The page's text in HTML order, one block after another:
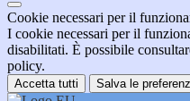
Cookie necessari per il
I cookie necessari per il
disabilitati. È possibile
policy.
Accetta tutti Salva le